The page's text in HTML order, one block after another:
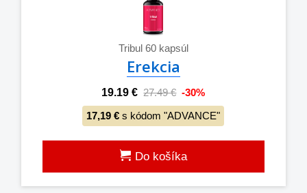
Tribul 60 kapsúl
Erekcia
19.19 € 27.49 € -30%
17,19 € s kódom "ADVANCE"
Do košíka